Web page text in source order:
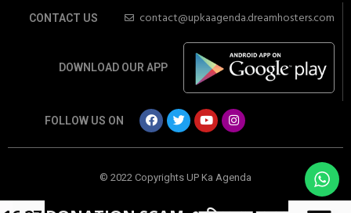
CONTACT US contact@upkaagenda.dreamhosters.com
DOWNLOAD OUR APP
FOLLOW US ON
© 2022 Copyrights UP Ka Agenda